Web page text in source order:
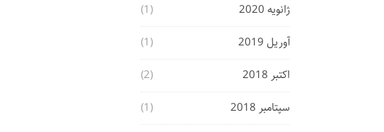
ژانویه 2020
(1)
آوریل 2019
(1)
اکتبر 2018
(2)
سپتامبر 2018
(1)